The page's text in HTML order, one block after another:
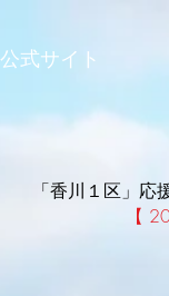
式サイト
「香川１区」応
【